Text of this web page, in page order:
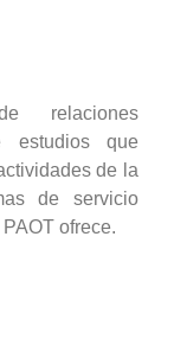
relaciones
estudios que
de la
de servicio
ofrece.